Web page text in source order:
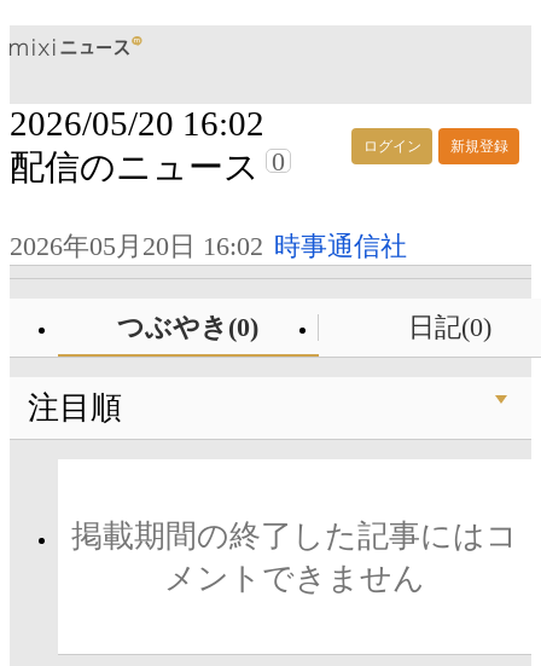
ログイン 新規登録
2026/05/20 16:02
配信のニュース
0
2026年05月20日 16:02 時事通信社
つぶやき(0) 日記(0)
注目順
掲載期間の終了した記事にはコ
メントできません